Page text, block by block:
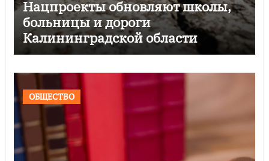
Нацпроекты обновляют школы,
больницы и дороги
Калининградской области
ОБЩЕСТВО